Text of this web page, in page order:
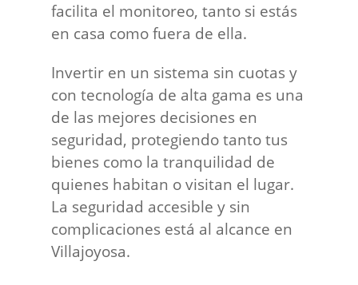
facilita el monitoreo, tanto si estás
en casa como fuera de ella.
Invertir en un sistema sin cuotas y
con tecnología de alta gama es una
de las mejores decisiones en
seguridad, protegiendo tanto tus
bienes como la tranquilidad de
quienes habitan o visitan el lugar.
La seguridad accesible y sin
complicaciones está al alcance en
Villajoyosa.